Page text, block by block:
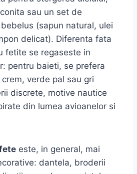
sau un set de
(sapun natural, ulei
delicat). Diferenta fata
fetite se regaseste in
pentru baieti, se prefera
verde pal sau gri
discrete, motive nautice
din lumea avioanelor si
este, in general, mai
dantela, broderii